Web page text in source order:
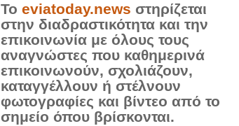
Το eviatoday.news στηρίζεται
στην διαδραστικότητα και την
επικοινωνία με όλους τους
αναγνώστες που καθημερινά
επικοινωνούν, σχολιάζουν,
καταγγέλλουν ή στέλνουν
φωτογραφίες και βίντεο από το
σημείο όπου βρίσκονται.